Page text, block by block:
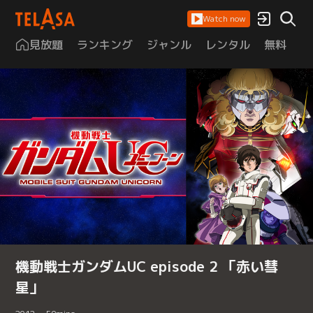
Watch now
見放題 ランキング ジャンル レンタル 無料
機動戦士ガンダムUC episode 2 「赤い彗
星」